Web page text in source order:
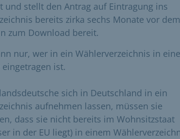
und stellt den Antrag auf Eintragung ins
bereits zirka sechs Monate vor dem
zum Download bereit.
nur, wer in ein Wählerverzeichnis in
ist.
sich in Deutschland in ein
aufnehmen lassen, müssen sie
dass sie nicht bereits im Wohnsitzstaat
in der EU liegt) in einem